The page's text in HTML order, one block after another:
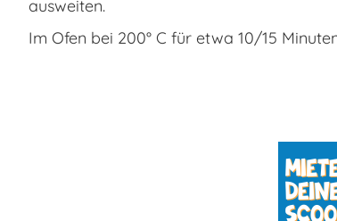
ausweiten.
Im Ofen bei 200° C für etwa 10/15